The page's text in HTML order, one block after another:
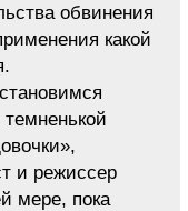
обвинения
какой
и режиссер
мере, пока